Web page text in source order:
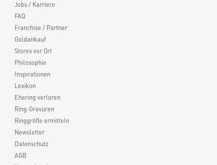
Jobs / Karriere
FAQ
Franchise / Partner
Goldankauf
Stores vor Ort
Philosophie
Inspirationen
Lexikon
Ehering verloren
Ring-Gravuren
Ringgröße ermitteln
Newsletter
Datenschutz
AGB